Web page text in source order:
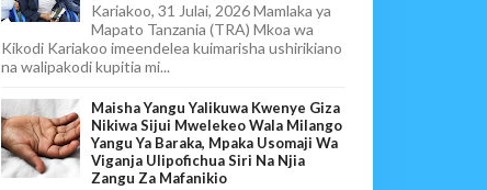
Kariakoo, 31 Julai, 2026 Mamlaka ya
Mapato Tanzania (TRA) Mkoa wa
Kikodi Kariakoo imeendelea kuimarisha ushirikiano
na walipakodi kupitia mi...
Maisha Yangu Yalikuwa Kwenye Giza
Nikiwa Sijui Mwelekeo Wala Milango
Yangu Ya Baraka, Mpaka Usomaji Wa
Viganja Ulipofichua Siri Na Njia
Zangu Za Mafanikio